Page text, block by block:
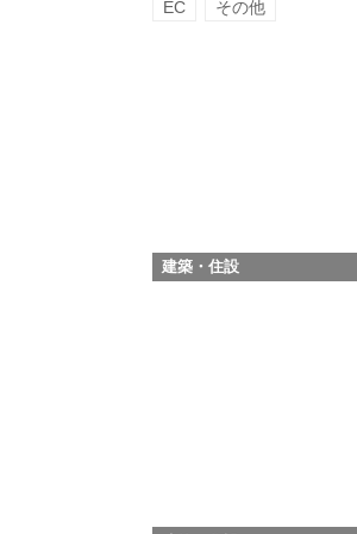
EC
その他
建築・住設